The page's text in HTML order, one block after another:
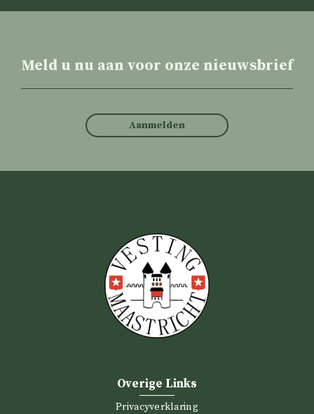
Meld u nu aan voor onze nieuwsbrief
Aanmelden
Overige Links
Privacyverklaring